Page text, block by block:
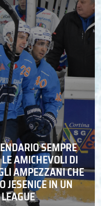
SEMPRE
AMICHEVOLI DI
AMPEZZANI CHE
JESENICE IN UN